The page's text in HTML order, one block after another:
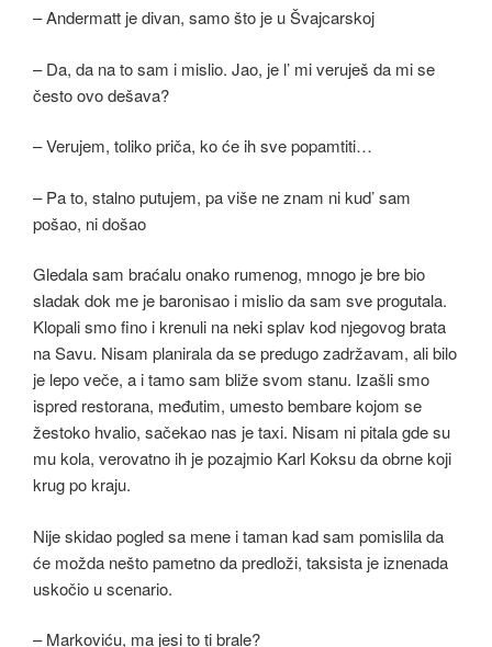
– Andermatt je divan, samo što je u Švajcarskoj
– Da, da na to sam i mislio. Jao, je l’ mi veruješ da mi se
često ovo dešava?
– Verujem, toliko priča, ko će ih sve popamtiti…
– Pa to, stalno putujem, pa više ne znam ni kud’ sam
pošao, ni došao
Gledala sam braćalu onako rumenog, mnogo je bre bio
sladak dok me je baronisao i mislio da sam sve progutala.
Klopali smo fino i krenuli na neki splav kod njegovog brata
na Savu. Nisam planirala da se predugo zadržavam, ali bilo
je lepo veče, a i tamo sam bliže svom stanu. Izašli smo
ispred restorana, međutim, umesto bembare kojom se
žestoko hvalio, sačekao nas je taxi. Nisam ni pitala gde su
mu kola, verovatno ih je pozajmio Karl Koksu da obrne koji
krug po kraju.
Nije skidao pogled sa mene i taman kad sam pomislila da
će možda nešto pametno da predloži, taksista je iznenada
uskočio u scenario.
– Markoviću, ma jesi to ti brale?